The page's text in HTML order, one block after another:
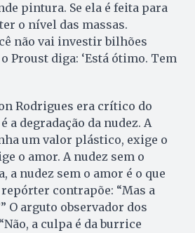
pintura. Se ela é feita para
o nível das massas.
não vai investir bilhões
Proust diga: ‘Está ótimo. Tem
Rodrigues era crítico do
a degradação da nudez. A
um valor plástico, exige o
o amor. A nudez sem o
a nudez sem o amor é o que
repórter contrapõe: “Mas a
O arguto observador dos
a culpa é da burrice